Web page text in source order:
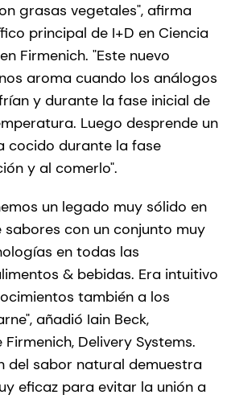
grasas vegetales", afirma
principal de I+D en Ciencia
Firmenich. "Este nuevo
aroma cuando los análogos
y durante la fase inicial de
Luego desprende un
cocido durante la fase
y al comerlo".
un legado muy sólido en
sabores con un conjunto muy
en todas las
& bebidas. Era intuitivo
también a los
añadió Iain Beck,
Delivery Systems.
del sabor natural demuestra
eficaz para evitar la unión a